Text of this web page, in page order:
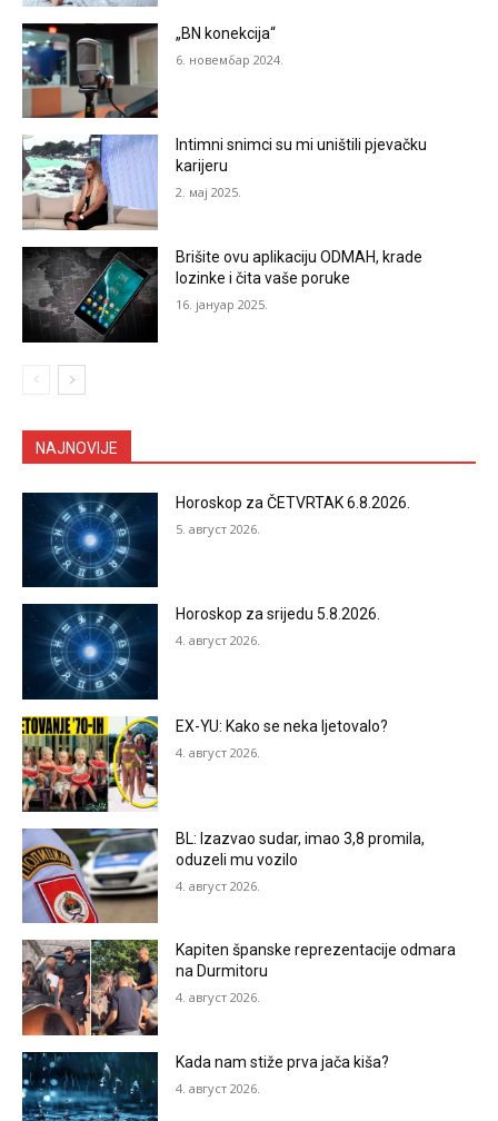
„BN konekcija“
6. новембар 2024.
Intimni snimci su mi uništili pjevačku
karijeru
2. мај 2025.
Brišite ovu aplikaciju ODMAH, krade
lozinke i čita vaše poruke
16. јануар 2025.
NAJNOVIJE
Horoskop za ČETVRTAK 6.8.2026.
5. август 2026.
Horoskop za srijedu 5.8.2026.
4. август 2026.
EX-YU: Kako se neka ljetovalo?
4. август 2026.
BL: Izazvao sudar, imao 3,8 promila,
oduzeli mu vozilo
4. август 2026.
Kapiten španske reprezentacije odmara
na Durmitoru
4. август 2026.
Kada nam stiže prva jača kiša?
4. август 2026.